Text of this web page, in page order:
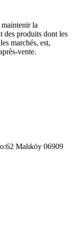
la
des produits dont les
marchés, est,
vente.
Malıköy 06909